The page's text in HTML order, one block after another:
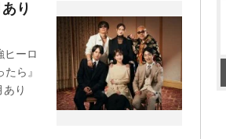
り
ヒーロ
ら』
り